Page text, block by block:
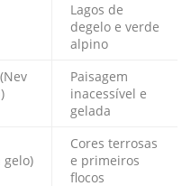
Lagos de
degelo e verde
alpino
(Nev
Paisagem
inacessível e
gelada
gelo)
Cores terrosas
e primeiros
flocos